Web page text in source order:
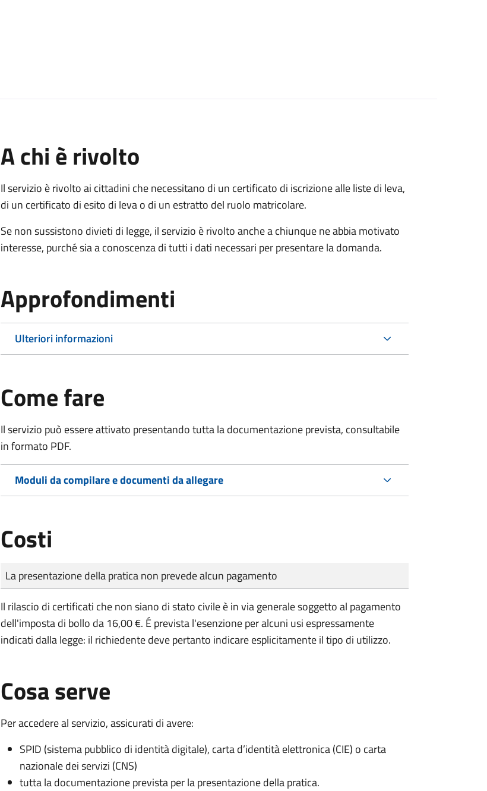
A chi è rivolto
Il servizio è rivolto ai cittadini che necessitano di un certificato di iscrizione alle liste di leva,
di un certificato di esito di leva o di un estratto del ruolo matricolare.
Se non sussistono divieti di legge, il servizio è rivolto anche a chiunque ne abbia motivato
interesse, purché sia a conoscenza di tutti i dati necessari per presentare la domanda.
Approfondimenti
Ulteriori informazioni
Come fare
Il servizio può essere attivato presentando tutta la documentazione prevista, consultabile
in formato PDF.
Moduli da compilare e documenti da allegare
Costi
Tipo di pagamento
Importo
La presentazione della pratica non prevede alcun pagamento
Il rilascio di certificati che non siano di stato civile è in via generale soggetto al pagamento
dell'imposta di bollo da 16,00 €. É prevista l'esenzione per alcuni usi espressamente
indicati dalla legge: il richiedente deve pertanto indicare esplicitamente il tipo di utilizzo.
Cosa serve
Per accedere al servizio, assicurati di avere:
SPID (sistema pubblico di identità digitale), carta d’identità elettronica (CIE) o carta
nazionale dei servizi (CNS)
tutta la documentazione prevista per la presentazione della pratica.